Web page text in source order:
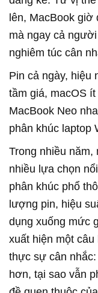
lên, MacBook
mà ngay cả
nghiêm túc cân
Pin cả ngày, hiệu
tầm giá, macOS
MacBook Neo
phân khúc laptop
Trong nhiều
nhiều lựa chọn
phân khúc phổ
lượng pin, hiệu
dụng xuống mức
xuất hiện một
thực sự cân nhắc:
hơn, tại sao vẫn